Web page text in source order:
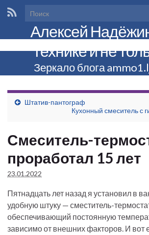
Алексей
технике и не
Зеркало блога
Штатив-пантограф
Кухонный смеситель с
Смеситель-
проработал 15 лет
23.01.2022
Пятнадцать лет назад я установил в
удобную штуку — сместитель-
обеспечивающий постоянную
зависимо от внешних факторов. И вот